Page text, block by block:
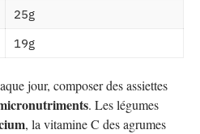
25g
19g
jour, composer des assiettes
. Les légumes
, la vitamine C des agrumes